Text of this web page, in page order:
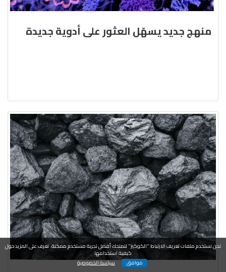
منهج جديد يسهّل العثور على أدوية جديدة
نحن نستخدم ملفات تعريف الارتباط "الكوكيز" لنمنحك أفضل تجربة مستخدم ممكنة. تعرف على المزيد حول
كيفية استخدامها
موافق
سياسة الخصوصية